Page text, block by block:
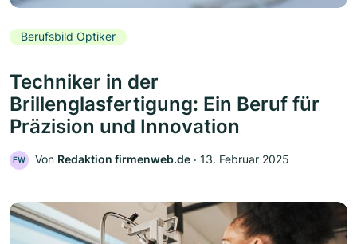
Berufsbild Optiker
Techniker in der
Brillenglasfertigung: Ein Beruf für
Präzision und Innovation
FW Von Redaktion firmenweb.de ‧ 13. Februar 2025